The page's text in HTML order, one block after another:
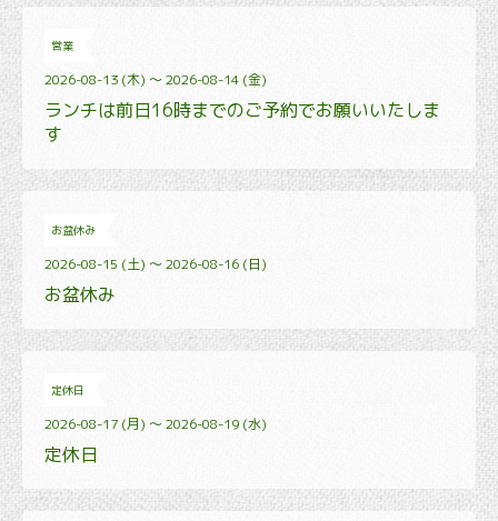
営業
2026-08-13 (木) ～ 2026-08-14 (金)
ランチは前日16時までのご予約でお願いいたしま
す
お盆休み
2026-08-15 (土) ～ 2026-08-16 (日)
お盆休み
定休日
2026-08-17 (月) ～ 2026-08-19 (水)
定休日